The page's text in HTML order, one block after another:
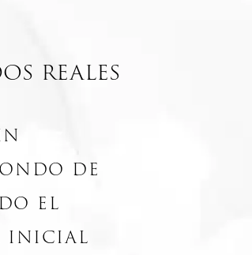
reales
de
el
inicial